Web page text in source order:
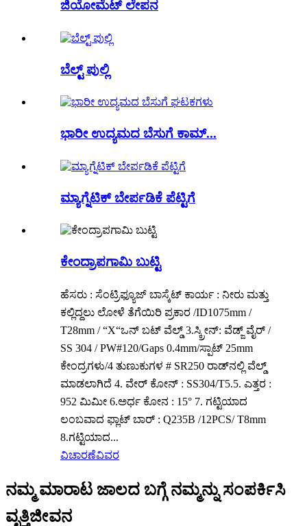
ಜಿಯೋಮೆಟ್ ಲೇಪನ
ಬೆಲ್ಟ್ ಪುಲ್ಲಿ
ಭಾರೀ ಉದ್ಯಮದ ಬೆಸುಗೆ ಕಾಮ್...
ಮ್ಯಾಗ್ನೆಟಿಕ್ ಬೇರ್ಪಡಿಕೆ ಪೆಟ್ಟಿಗೆ
ಕೇಂದ್ರಾಪಗಾಮಿ ಬುಟ್ಟಿ
ಹೆಸರು : ಸೆಂಟ್ರಿಫ್ಯೂಜ್ ಬಾಸ್ಕೆಟ್ ಕಾರ್ಯ : ನೀರು ಮತ್ತು
ಕಲ್ಲಿದ್ದಲು ಲೋಳೆ ತೆಗೆಯಿರಿ ಪ್ರಕಾರ /ID1075mm /
T28mm / “X“ಒನ್ ಬಟ್ ವೆಲ್ಡ್ 3.ಸ್ಕ್ರೀನ್: ವೆಡ್ಜ್ ವೈರ್ /
SS 304 / PW#120/Gaps 0.4mm/ಸ್ಪಾಟ್ 25mm
ಕೇಂದ್ರಗಳು/4 ತುಣುಕುಗಳ # SR250 ರಾಡ್‌ನಲ್ಲಿ ವೆಲ್ಡ್
ಮಾಡಲಾಗಿದೆ 4. ವೇರ್ ಕೋನ್ : SS304/T5.5. ಎತ್ತರ :
952 ಮಿಮೀ 6.ಅರ್ಧ ಕೋನ : 15° 7. ಗಟ್ಟಿಯಾದ
ಲಂಬವಾದ ಫ್ಲಾಟ್ ಬಾರ್ : Q235B /12PCS/ T8mm
8.ಗಟ್ಟಿಯಾದ...
ವಿಚಾರಣೆವಿವರ
ನಮ್ಮ ಮಾರಾಟ ಜಾಲದ ಬಗ್ಗೆ ನಮ್ಮನ್ನು ಸಂಪರ್ಕಿಸಿ
ವೃತ್ತಿಜೀವನ